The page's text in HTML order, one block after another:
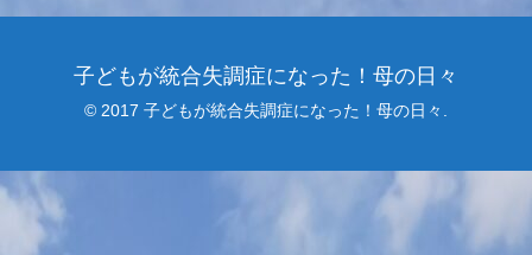
子どもが統合失調症になった！母の日々
© 2017 子どもが統合失調症になった！母の日々.